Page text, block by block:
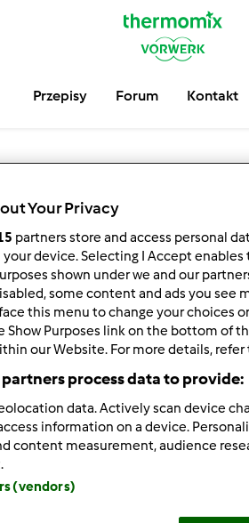
Przepisy Forum Kontakt
Your Privacy
partners store and access personal
device. Selecting I Accept
shown under we and our
some content and ads you see
this menu to change your choices
Show Purposes link on the bottom of
our Website. For more details, refer
partners process data to provide:
data. Actively scan device
information on a device.
content measurement, audience
(vendors)